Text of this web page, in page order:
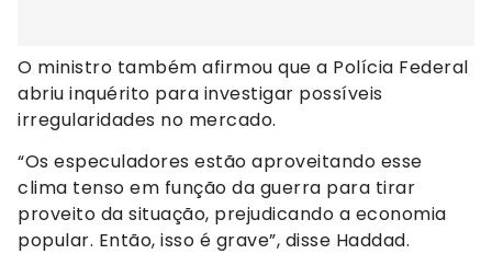
O ministro também afirmou que a Polícia Federal
abriu inquérito para investigar possíveis
irregularidades no mercado.
“Os especuladores estão aproveitando esse
clima tenso em função da guerra para tirar
proveito da situação, prejudicando a economia
popular. Então, isso é grave”, disse Haddad.